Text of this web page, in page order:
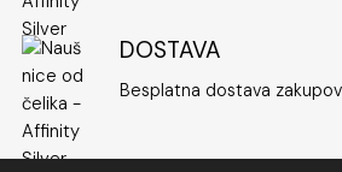
DOSTAVA
Besplatna dostava